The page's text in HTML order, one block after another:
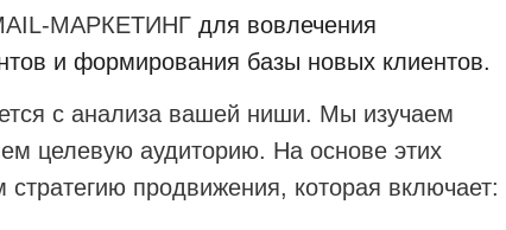
МАРКЕТИНГ для вовлечения
и формирования базы новых клиентов.
с анализа вашей ниши. Мы изучаем
целевую аудиторию. На основе этих
продвижения, которая включает: